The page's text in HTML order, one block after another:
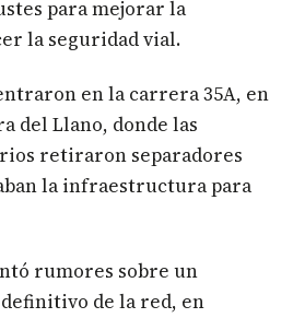
para mejorar la
la seguridad vial.
en la carrera 35A, en
del Llano, donde las
retiraron separadores
la infraestructura para
rumores sobre un
de la red, en